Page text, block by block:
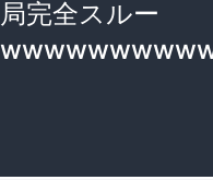
局完全スルー